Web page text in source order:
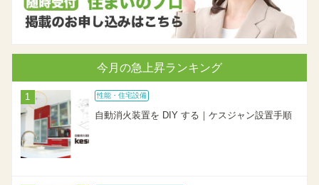
今月の急上昇ランキング
性能・住宅設備
自動消火装置を DIY する｜ケスジャン設置手順